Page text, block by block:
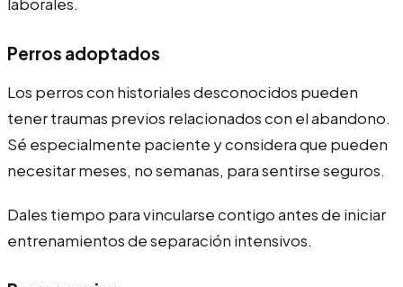
Perros adoptados
Los perros con historiales desconocidos pueden
tener traumas previos relacionados con el abandono.
Sé especialmente paciente y considera que pueden
necesitar meses, no semanas, para sentirse seguros.
Dales tiempo para vincularse contigo antes de iniciar
entrenamientos de separación intensivos.